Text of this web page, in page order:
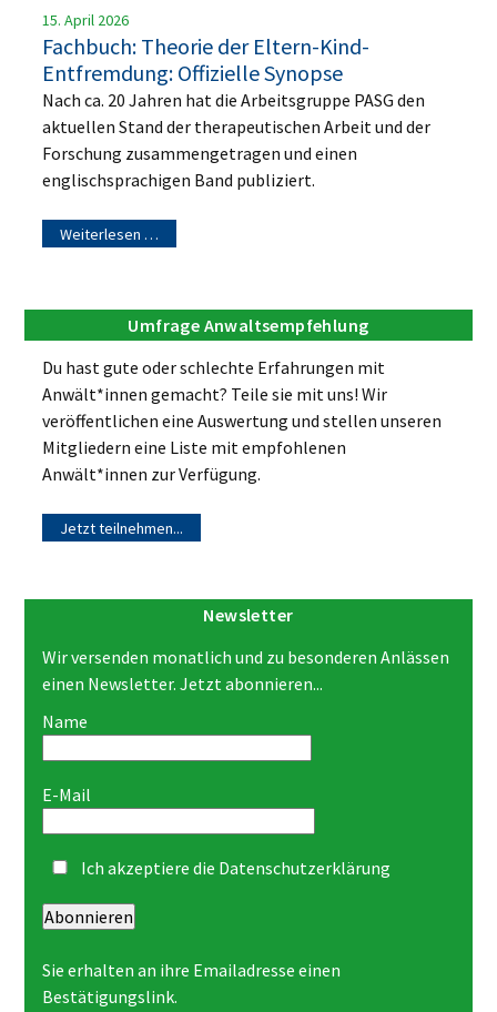
15. April 2026
Fachbuch: Theorie der Eltern-Kind-
Entfremdung: Offizielle Synopse
Nach ca. 20 Jahren hat die Arbeitsgruppe PASG den
aktuellen Stand der therapeutischen Arbeit und der
Forschung zusammengetragen und einen
englischsprachigen Band publiziert.
Weiterlesen …
Umfrage Anwaltsempfehlung
Du hast gute oder schlechte Erfahrungen mit
Anwält*innen gemacht? Teile sie mit uns! Wir
veröffentlichen eine Auswertung und stellen unseren
Mitgliedern eine Liste mit empfohlenen
Anwält*innen zur Verfügung.
Jetzt teilnehmen...
Newsletter
Wir versenden monatlich und zu besonderen Anlässen
einen Newsletter. Jetzt abonnieren...
Name
E-Mail
Ich akzeptiere die Datenschutzerklärung
Abonnieren
Sie erhalten an ihre Emailadresse einen
Bestätigungslink.